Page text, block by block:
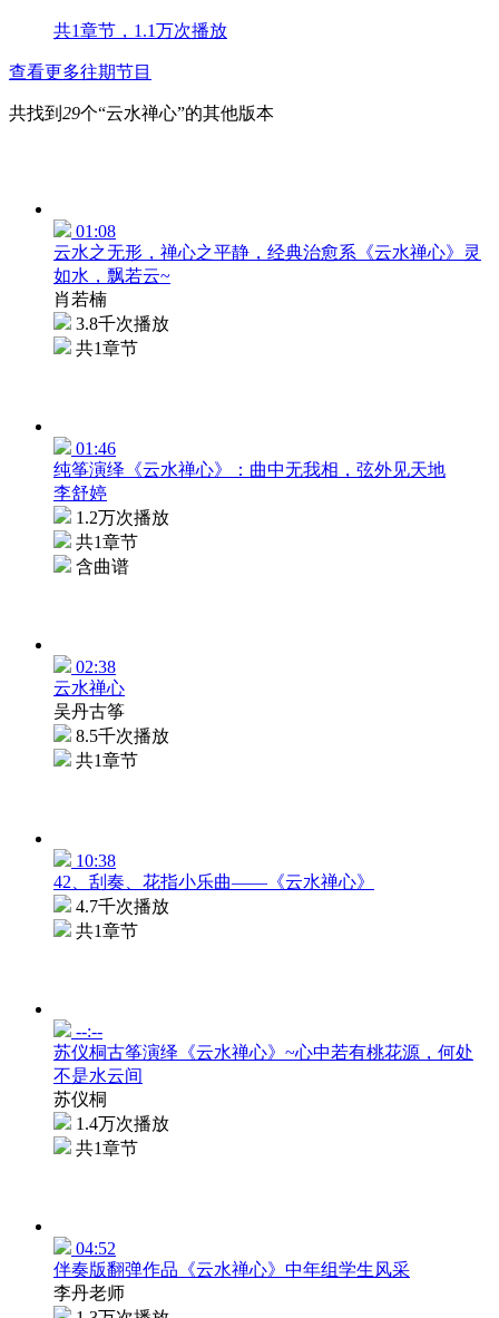
共1章节，1.1万次播放
查看更多往期节目
共找到 29个“云水禅心”的其他版本
01:08
云水之无形，禅心之平静，经典治愈系《云水禅心》灵
如水，飘若云~
肖若楠
3.8千次播放
共1章节
01:46
纯筝演绎《云水禅心》：曲中无我相，弦外见天地
李舒婷
1.2万次播放
共1章节
含曲谱
02:38
云水禅心
吴丹古筝
8.5千次播放
共1章节
10:38
42、刮奏、花指小乐曲——《云水禅心》
4.7千次播放
共1章节
--:--
苏仪桐古筝演绎《云水禅心》~心中若有桃花源，何处
不是水云间
苏仪桐
1.4万次播放
共1章节
04:52
伴奏版翻弹作品《云水禅心》中年组学生风采
李丹老师